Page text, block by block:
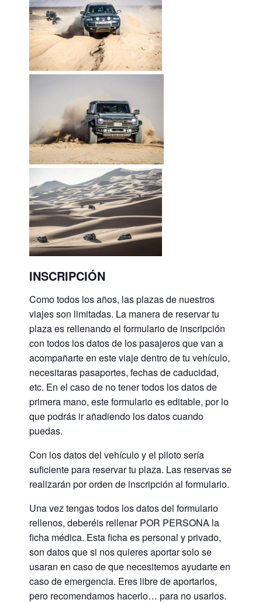
INSCRIPCIÓN
Como todos los años, las plazas de nuestros
viajes son limitadas. La manera de reservar tu
plaza es rellenando el formulario de inscripción
con todos los datos de los pasajeros que van a
acompañarte en este viaje dentro de tu vehículo,
necesitaras pasaportes, fechas de caducidad,
etc. En el caso de no tener todos los datos de
primera mano, este formulario es editable, por lo
que podrás ir añadiendo los datos cuando
puedas.
Con los datos del vehículo y el piloto sería
suficiente para reservar tu plaza. Las reservas se
realizarán por orden de inscripción al formulario.
Una vez tengas todos los datos del formulario
rellenos, deberéis rellenar POR PERSONA la
ficha médica. Esta ficha es personal y privado,
son datos que si nos quieres aportar solo se
usaran en caso de que necesitemos ayudarte en
caso de emergencia. Eres libre de aportarlos,
pero recomendamos hacerlo… para no usarlos.